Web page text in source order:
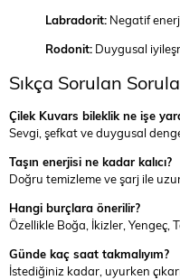
Labradorit: Negatif
Rodonit: Duygusal
Sıkça Sorulan
Çilek Kuvars bileklik ne işe
Sevgi, şefkat ve duygusal
Taşın enerjisi ne kadar kalıcı?
Doğru temizleme ve şarj ile
Hangi burçlara önerilir?
Özellikle Boğa, İkizler, Yengeç,
Günde kaç saat takmalıyım?
İstediğiniz kadar, uyurken